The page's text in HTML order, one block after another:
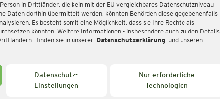
in Drittländer, die kein mit der EU vergleichbares Datenschutzniveau
Daten dorthin übermittelt werden, könnten Behörden diese gegebenenfalls
Es besteht somit eine Möglichkeit, dass sie Ihre Rechte als
könnten. Weitere Informationen - insbesondere auch zu den Details
- finden sie in unserer Datenschutzerklärung und unseren
Datenschutz-
Einstellungen
Nur erforderliche
Technologien